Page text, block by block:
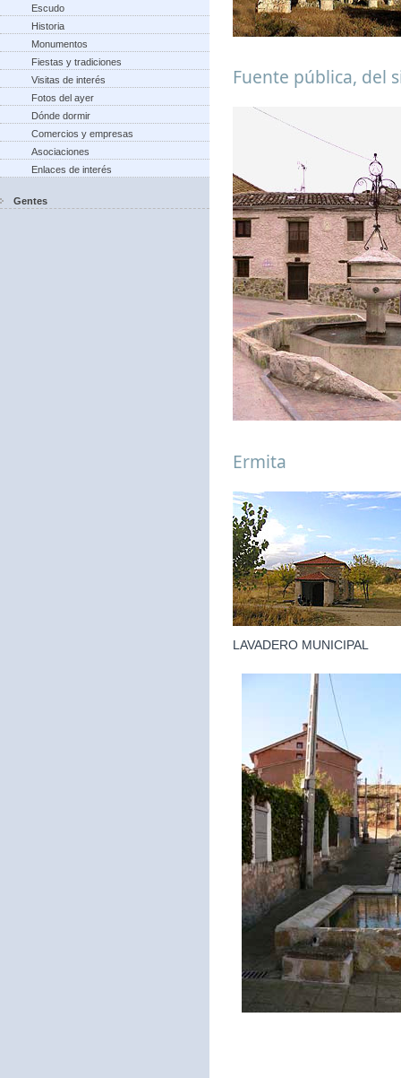
Escudo
Historia
Monumentos
Fiestas y tradiciones
Visitas de interés
Fotos del ayer
Dónde dormir
Comercios y empresas
Asociaciones
Enlaces de interés
Gentes
Fuente pública, del
Ermita
LAVADERO MUNICIPAL